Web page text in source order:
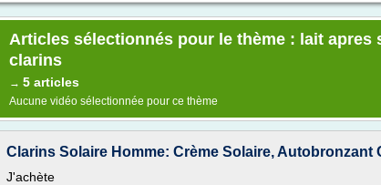
Articles sélectionnés pour le thème : lait apres
clarins
→ 5 articles
Aucune vidéo sélectionnée pour ce thème
Clarins Solaire Homme: Crème Solaire, Autobronzant
J'achète